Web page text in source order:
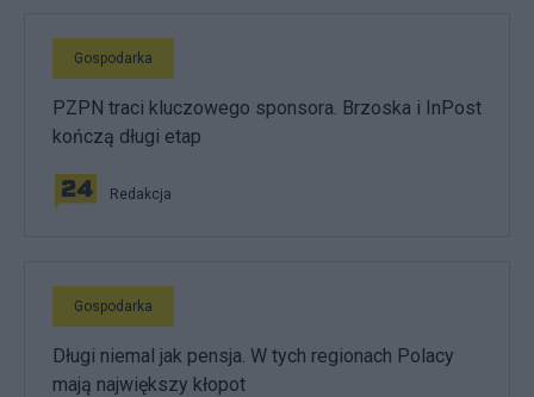
Gospodarka
PZPN traci kluczowego sponsora. Brzoska i InPost
kończą długi etap
Redakcja
Gospodarka
Długi niemal jak pensja. W tych regionach Polacy
mają największy kłopot